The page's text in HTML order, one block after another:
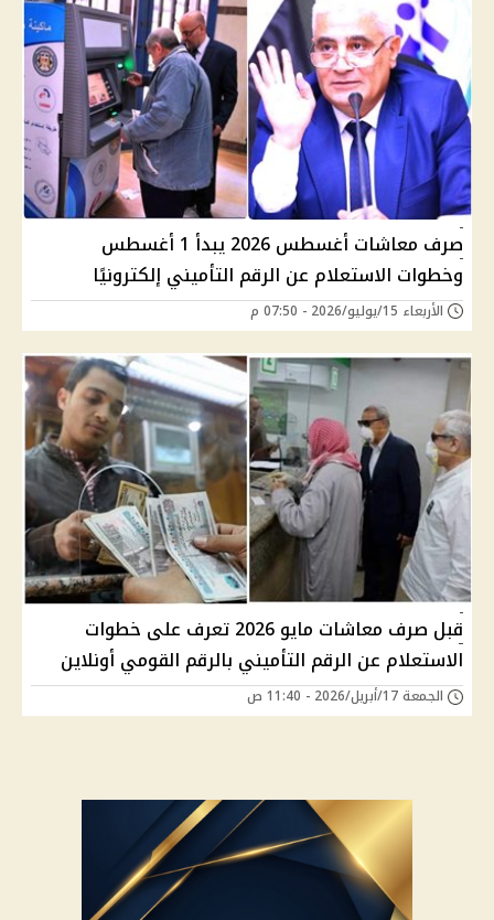
صرف معاشات أغسطس 2026 يبدأ 1 أغسطس
وخطوات الاستعلام عن الرقم التأميني إلكترونيًا
الأربعاء 15/يوليو/2026 - 07:50 م
قبل صرف معاشات مايو 2026 تعرف على خطوات
الاستعلام عن الرقم التأميني بالرقم القومي أونلاين
الجمعة 17/أبريل/2026 - 11:40 ص